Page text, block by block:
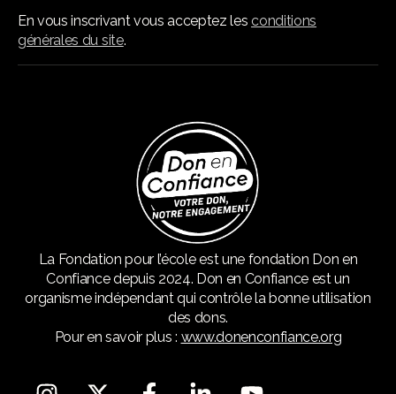
En vous inscrivant vous acceptez lesconditions
générales du site.
La Fondation pour l’école est une fondation Don en
Confiance depuis 2024. Don en Confiance est un
organisme indépendant qui contrôle la bonne utilisation
des dons.
Pour en savoir plus : www.donenconfiance.org